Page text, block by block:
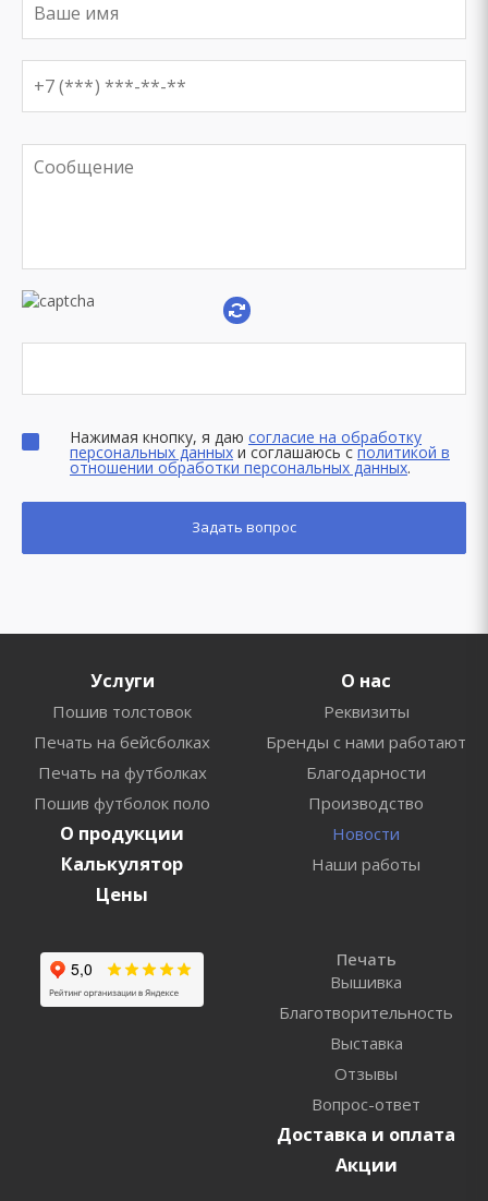
Нажимая кнопку, я даю согласие на обработку
персональных данных и соглашаюсь сполитикой в
отношении обработки персональных данных.
Услуги
Пошив толстовок
Печать на бейсболках
Печать на футболках
Пошив футболок поло
О продукции
Калькулятор
Цены
О нас
Реквизиты
Бренды с нами работают
Благодарности
Производство
Новости
Наши работы
Печать
Вышивка
Благотворительность
Выставка
Отзывы
Вопрос-ответ
Доставка и оплата
Акции